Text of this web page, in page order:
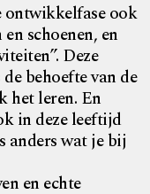
ontwikkelfase ook
schoenen, en
Deze
behoefte van de
het leren. En
in deze leeftijd
anders wat je bij
en echte